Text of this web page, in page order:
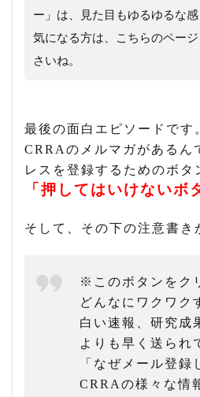
ー」は、見た目もゆるゆるな感
気になる方は、こちらのペー
さいね。
最後の面白エピソードです
CRRAのメルマガがあるん
レスを登録するためのボタ
「押してはいけないボ
そして、その下の注意書き
※このボタンをク
どんなにワクワク
白い速報、研究成
よりも早く送られ
「なぜメール登録
CRRAの様々な情